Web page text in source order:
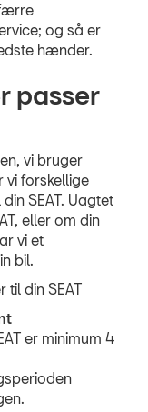
Komplet
NYHEDER
TILBEHØR
INSTAGRAM
og så er
hænder.
passer
vi bruger
vi forskellige
SEAT. Uagtet
eller om din
vi et
bil.
til din SEAT
er minimum 4